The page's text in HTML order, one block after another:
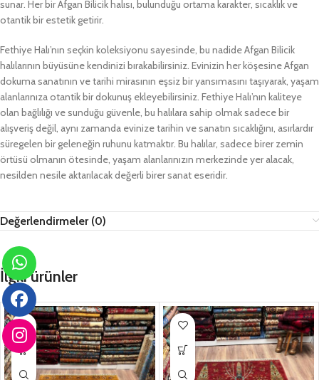
sunar. Her bir Afgan Bilicik halısı, bulunduğu ortama karakter, sıcaklık ve
otantik bir estetik getirir.
Fethiye Halı’nın seçkin koleksiyonu sayesinde, bu nadide Afgan Bilicik
halılarının büyüsüne kendinizi bırakabilirsiniz. Evinizin her köşesine Afgan
dokuma sanatının ve tarihi mirasının eşsiz bir yansımasını taşıyarak, yaşam
alanlarınıza otantik bir dokunuş ekleyebilirsiniz. Fethiye Halı’nın kaliteye
olan bağlılığı ve sunduğu güvenle, bu halılara sahip olmak sadece bir
alışveriş değil, aynı zamanda evinize tarihin ve sanatın sıcaklığını, asırlardır
süregelen bir geleneğin ruhunu katmaktır. Bu halılar, sadece birer zemin
örtüsü olmanın ötesinde, yaşam alanlarınızın merkezinde yer alacak,
nesilden nesile aktarılacak değerli birer sanat eseridir.
Değerlendirmeler (0)
İlgili ürünler